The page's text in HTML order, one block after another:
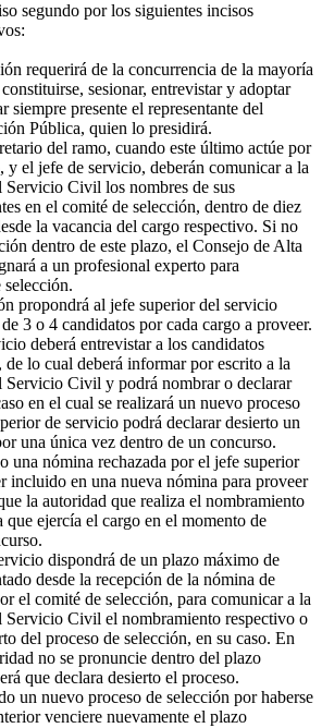
segundo por los siguientes incisos
requerirá de la concurrencia de la mayoría
sesionar, entrevistar y adoptar
siempre presente el representante del
Pública, quien lo presidirá.
del ramo, cuando este último actúe por
y el jefe de servicio, deberán comunicar a la
Civil los nombres de sus
en el comité de selección, dentro de diez
la vacancia del cargo respectivo. Si no
dentro de este plazo, el Consejo de Alta
a un profesional experto para
propondrá al jefe superior del servicio
3 o 4 candidatos por cada cargo a proveer.
deberá entrevistar a los candidatos
lo cual deberá informar por escrito a la
Civil y podrá nombrar o declarar
en el cual se realizará un nuevo proceso
de servicio podrá declarar desierto un
una única vez dentro de un concurso.
nómina rechazada por el jefe superior
incluido en una nueva nómina para proveer
la autoridad que realiza el nombramiento
que ejercía el cargo en el momento de
dispondrá de un plazo máximo de
desde la recepción de la nómina de
el comité de selección, para comunicar a la
Civil el nombramiento respectivo o
del proceso de selección, en su caso. En
no se pronuncie dentro del plazo
que declara desierto el proceso.
un nuevo proceso de selección por haberse
venciere nuevamente el plazo